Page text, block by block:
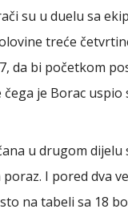
su u duelu sa
treće
da bi početkom
je Borac uspio
u drugom
I pored dva
na tabeli sa 18